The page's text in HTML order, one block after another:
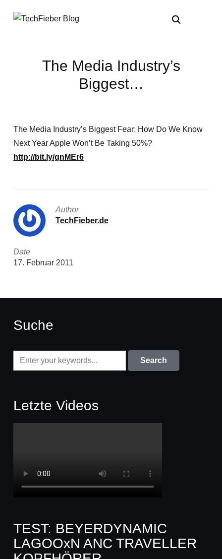
The Media Industry’s
Biggest…
The Media Industry’s Biggest Fear: How Do We Know
Next Year Apple Won’t Be Taking 50%?
http://bit.ly/gnMEr6
Author
TechFieber.de
Date
17. Februar 2011
Suche
Letzte Videos
TEST: BEYERDYNAMIC
LAGOOxN ANC TRAVELLER